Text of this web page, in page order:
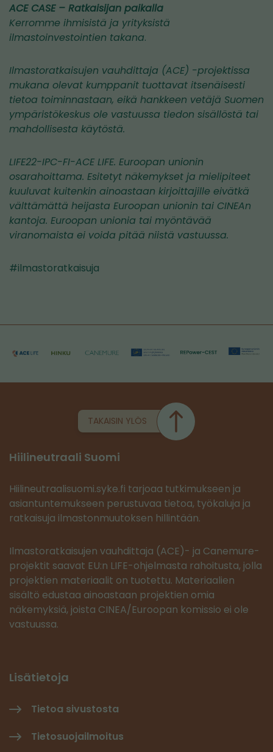
ACE CASE – Ratkaisijan paikalla
Kerromme ihmisistä ja yrityksistä
ilmastoinvestointien takana.
Ilmastoratkaisujen vauhdittaja (ACE) -projektissa
mukana olevat kumppanit tuottavat itsenäisesti
tietoa toiminnastaan, eikä hankkeen vetäjä Suomen
ympäristökeskus ole vastuussa tiedon sisällöstä tai
mahdollisesta käytöstä.
LIFE22-IPC-FI-ACE LIFE. Euroopan unionin
osarahoittama. Esitetyt näkemykset ja mielipiteet
kuuluvat kuitenkin ainoastaan kirjoittajille eivätkä
välttämättä heijasta Euroopan unionin tai CINEAn
kantoja. Euroopan unionia tai myöntävää
viranomaista ei voida pitää niistä vastuussa.
#ilmastoratkaisuja
TAKAISIN YLÖS
Hiilineutraali Suomi
Hiilineutraalisuomi.syke.fi tarjoaa tutkimukseen ja
asiantuntemukseen perustuvaa tietoa, työkaluja ja
ratkaisuja ilmastonmuutoksen hillintään.
Ilmastoratkaisujen vauhdittaja (ACE)- ja Canemure-
projektit saavat EU:n LIFE-ohjelmasta rahoitusta, jolla
projektien materiaalit on tuotettu. Materiaalien
sisältö edustaa ainoastaan projektien omia
näkemyksiä, joista CINEA/Euroopan komissio ei ole
vastuussa.
Lisätietoja
Tietoa sivustosta
Tietosuojailmoitus